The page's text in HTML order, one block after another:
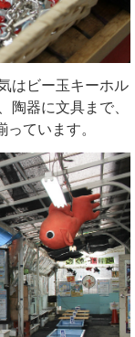
はビー玉キーホル
陶器に文具まで、
ています。